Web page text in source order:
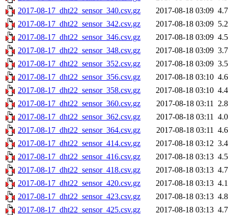
2017-08-17_dht22_sensor_340.csv.gz
2017-08-18 03:09
2017-08-17_dht22_sensor_342.csv.gz
2017-08-18 03:09
2017-08-17_dht22_sensor_346.csv.gz
2017-08-18 03:09
2017-08-17_dht22_sensor_348.csv.gz
2017-08-18 03:09
2017-08-17_dht22_sensor_352.csv.gz
2017-08-18 03:09
2017-08-17_dht22_sensor_356.csv.gz
2017-08-18 03:10
2017-08-17_dht22_sensor_358.csv.gz
2017-08-18 03:10
2017-08-17_dht22_sensor_360.csv.gz
2017-08-18 03:11
2017-08-17_dht22_sensor_362.csv.gz
2017-08-18 03:11
2017-08-17_dht22_sensor_364.csv.gz
2017-08-18 03:11
2017-08-17_dht22_sensor_414.csv.gz
2017-08-18 03:12
2017-08-17_dht22_sensor_416.csv.gz
2017-08-18 03:13
2017-08-17_dht22_sensor_418.csv.gz
2017-08-18 03:13
2017-08-17_dht22_sensor_420.csv.gz
2017-08-18 03:13
2017-08-17_dht22_sensor_423.csv.gz
2017-08-18 03:13
2017-08-17_dht22_sensor_425.csv.gz
2017-08-18 03:13